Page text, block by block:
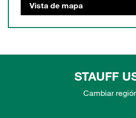
Vista de mapa
STAUFF
Cambiar